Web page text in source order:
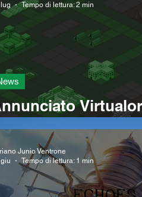
e non solo!
che guarda ai
Tempo di lettura: 2 min
Junio Ventrone
Tempo di lettura: 1 min